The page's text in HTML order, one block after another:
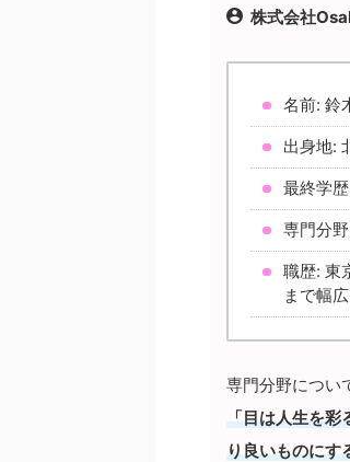
株式会社
名前: 鈴
出身地:
最終学
専門分
職歴: 東
まで幅
専門分野につい
「目は人生を彩
り良いものにす